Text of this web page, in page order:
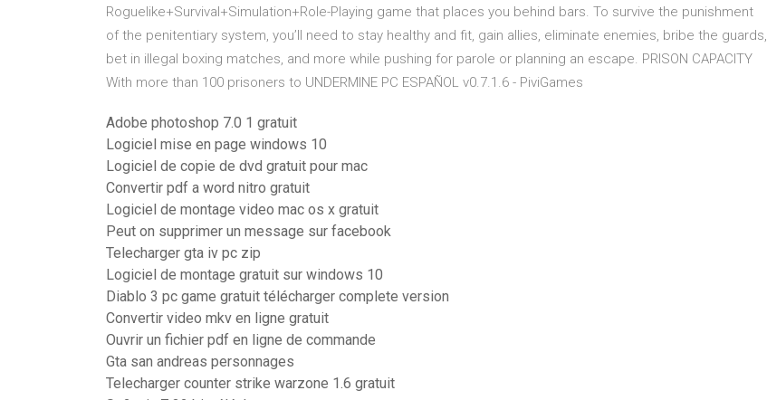
Roguelike+Survival+Simulation+Role-Playing game that places you behind bars. To survive the punishment
of the penitentiary system, you’ll need to stay healthy and fit, gain allies, eliminate enemies, bribe the guards,
bet in illegal boxing matches, and more while pushing for parole or planning an escape. PRISON CAPACITY
With more than 100 prisoners to UNDERMINE PC ESPAÑOL v0.7.1.6 - PiviGames
Adobe photoshop 7.0 1 gratuit
Logiciel mise en page windows 10
Logiciel de copie de dvd gratuit pour mac
Convertir pdf a word nitro gratuit
Logiciel de montage video mac os x gratuit
Peut on supprimer un message sur facebook
Telecharger gta iv pc zip
Logiciel de montage gratuit sur windows 10
Diablo 3 pc game gratuit télécharger complete version
Convertir video mkv en ligne gratuit
Ouvrir un fichier pdf en ligne de commande
Gta san andreas personnages
Telecharger counter strike warzone 1.6 gratuit